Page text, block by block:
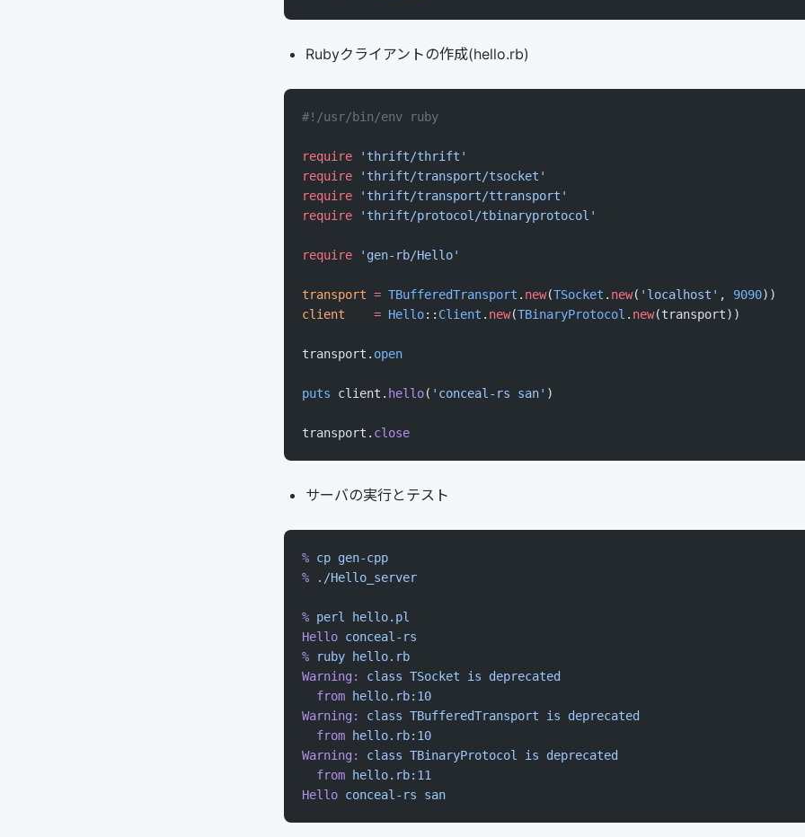
Rubyクライアントの作成(hello.rb)
#!/usr/bin/env ruby
require 'thrift/thrift'
require 'thrift/transport/tsocket'
require 'thrift/transport/ttransport'
require 'thrift/protocol/tbinaryprotocol'
require 'gen-rb/Hello'
transport = TBufferedTransport . new(TSocket . new( 'localhost' , 9090))
client
    =
Hello:: Client . new(TBinaryProtocol . new(transport))
transport. open
puts client. hello( 'conceal-rs san' )
transport. close
サーバの実行とテスト
% cp gen-cpp
% ./Hello_server
% perl
hello.pl
Hello conceal-rs
% ruby hello.rb
Warning:
class TSocket is deprecated
  from
hello.rb:10
Warning:
class TBufferedTransport is deprecated
  from
hello.rb:10
Warning:
class TBinaryProtocol is deprecated
  from
hello.rb:11
Hello conceal-rs san